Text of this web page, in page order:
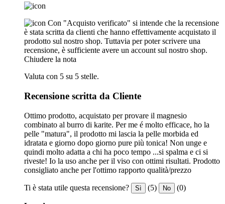
Con "Acquisto verificato" si intende che la recensione
è stata scritta da clienti che hanno effettivamente acquistato il
prodotto sul nostro shop. Tuttavia per poter scrivere una
recensione, è sufficiente avere un account sul nostro shop.
Chiudere la nota
Valuta con 5 su 5 stelle.
Recensione scritta da Cliente
Ottimo prodotto, acquistato per provare il magnesio
combinato al burro di karite. Per me é molto efficace, ho la
pelle "matura", il prodotto mi lascia la pelle morbida ed
idratata e giorno dopo giorno pure più tonica! Non unge e
quindi molto adatta a chi ha poco tempo ...si spalma e ci si
riveste! Io la uso anche per il viso con ottimi risultati. Prodotto
consigliato anche per l'ottimo rapporto qualità/prezzo
Ti è stata utile questa recensione? Sì (5) No (0)